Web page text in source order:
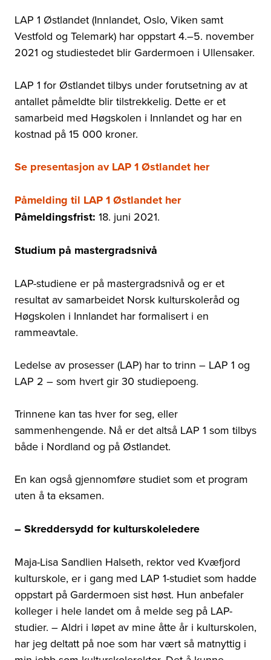
LAP 1 Østlandet (Innlandet, Oslo, Viken samt
Vestfold og Telemark) har oppstart 4.–5. november
2021 og studiestedet blir Gardermoen i Ullensaker.
LAP 1 for Østlandet tilbys under forutsetning av at
antallet påmeldte blir tilstrekkelig. Dette er et
samarbeid med Høgskolen i Innlandet og har en
kostnad på 15 000 kroner.
Se presentasjon av LAP 1 Østlandet her
Påmelding til LAP 1 Østlandet her
Påmeldingsfrist: 18. juni 2021.
Studium på mastergradsnivå
LAP-studiene er på mastergradsnivå og er et
resultat av samarbeidet Norsk kulturskoleråd og
Høgskolen i Innlandet har formalisert i en
rammeavtale.
Ledelse av prosesser (LAP) har to trinn – LAP 1 og
LAP 2 – som hvert gir 30 studiepoeng.
Trinnene kan tas hver for seg, eller
sammenhengende. Nå er det altså LAP 1 som tilbys
både i Nordland og på Østlandet.
En kan også gjennomføre studiet som et program
uten å ta eksamen.
– Skreddersydd for kulturskoleledere
Maja-Lisa Sandlien Halseth, rektor ved Kvæfjord
kulturskole, er i gang med LAP 1-studiet som hadde
oppstart på Gardermoen sist høst. Hun anbefaler
kolleger i hele landet om å melde seg på LAP-
studier. – Aldri i løpet av mine åtte år i kulturskolen,
har jeg deltatt på noe som har vært så matnyttig i